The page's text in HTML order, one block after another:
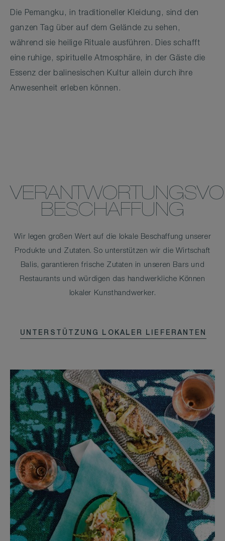
Die Pemangku, in traditioneller Kleidung, sind den
ganzen Tag über auf dem Gelände zu sehen,
während sie heilige Rituale ausführen. Dies schafft
eine ruhige, spirituelle Atmosphäre, in der Gäste die
Essenz der balinesischen Kultur allein durch ihre
Anwesenheit erleben können.
BESCHAFFUNG
Wir legen großen Wert auf die lokale Beschaffung unserer
Produkte und Zutaten. So unterstützen wir die Wirtschaft
Balis, garantieren frische Zutaten in unseren Bars und
Restaurants und würdigen das handwerkliche Können
lokaler Kunsthandwerker.
UNTERSTÜTZUNG LOKALER LIEFERANTEN